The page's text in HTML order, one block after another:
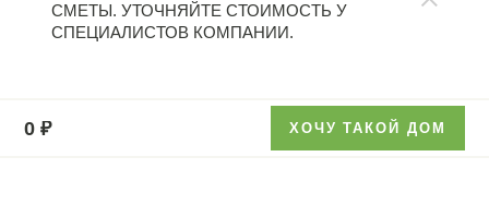
СМЕТЫ. УТОЧНЯЙТЕ СТОИМОСТЬ У
СПЕЦИАЛИСТОВ КОМПАНИИ.
0 ₽ ХОЧУ ТАКОЙ ДОМ